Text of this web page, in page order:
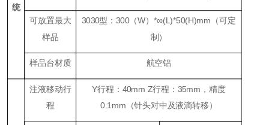
统
可放置最大
样品
3030型：300（W）*∞(L)*50(H)mm（可定
制）
样品台材质 航空铝
注液移动行
程
Y行程：40mm Z行程：35mm，精度
0.1mm（针头对中及液滴转移）